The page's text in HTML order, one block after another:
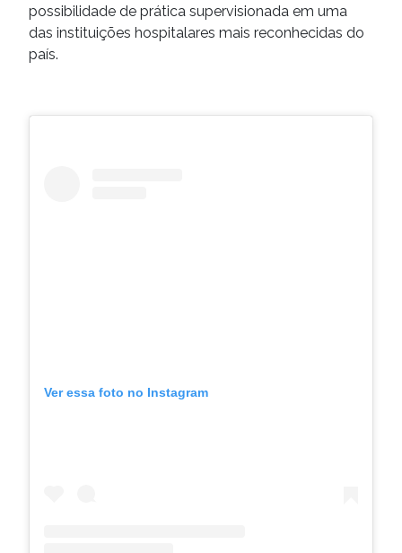
possibilidade de prática supervisionada em uma
das instituições hospitalares mais reconhecidas do
país.
Ver essa foto no Instagram